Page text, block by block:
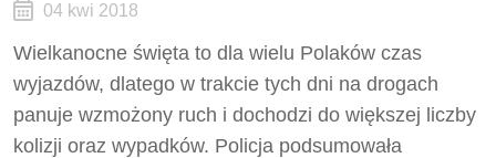
04 kwi 2018
Wielkanocne święta to dla wielu Polaków czas
wyjazdów, dlatego w trakcie tych dni na drogach
panuje wzmożony ruch i dochodzi do większej liczby
kolizji oraz wypadków. Policja podsumowała